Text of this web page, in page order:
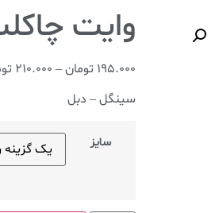
195.000 تومان–
210.000
سینگل – دبل
سایز